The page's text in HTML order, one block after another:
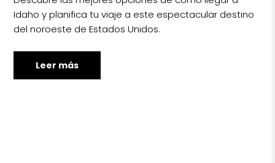
Idaho y planifica tu viaje a este espectacular destino
del noroeste de Estados Unidos.
Leer más